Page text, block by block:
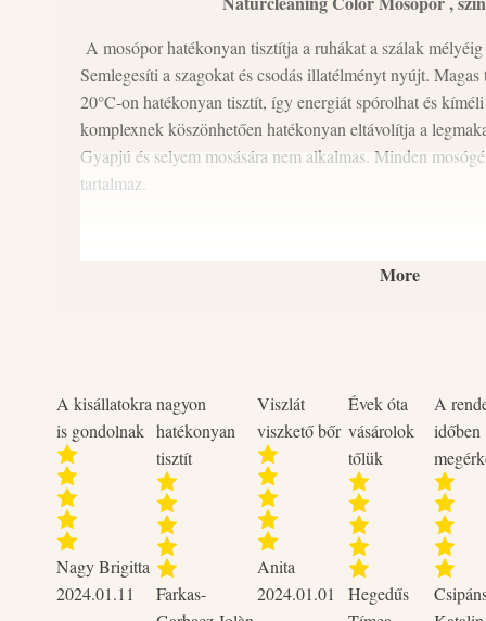
A mosópor hatékonyan tisztítja a ruhákat a szálak
Semlegesíti a szagokat és csodás illatélményt nyújt.
20°C-on hatékonyan tisztít, így energiát spórolhat és
komplexnek köszönhetően hatékonyan eltávolítja a
Gyapjú és selyem mosására nem alkalmas. Minden
tartalmaz.
More
A kisállatokra
is gondolnak
Nagy Brigitta
2024.01.11
nagyon
hatékonyan
tisztít
Farkas-
Viszlát
viszkető bőr
Anita
2024.01.01
Évek óta
vásárolok
tőlük
Hegedűs
A
időben